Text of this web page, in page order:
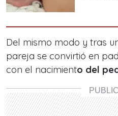
Del mismo modo y tras
pareja se convirtió en
con el nacimiento del